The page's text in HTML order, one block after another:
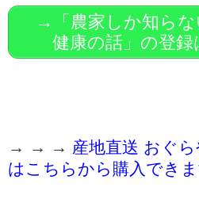
→「農家しか知らな
健康の話」の登
→ → → 産地直送 おぐ
はこちらから購入できま